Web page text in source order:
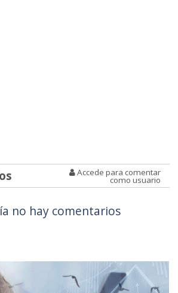
Accede para comentar
como usuario
no hay comentarios